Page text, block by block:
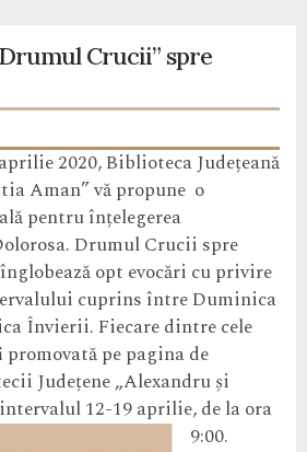
Crucii” spre
2020, Biblioteca Județeană
Aman” vă propune o
pentru înțelegerea
Drumul Crucii spre
opt evocări cu privire
cuprins între Duminica
Învierii. Fiecare dintre cele
pe pagina de
Județene „Alexandru și
12-19 aprilie, de la ora
9:00.